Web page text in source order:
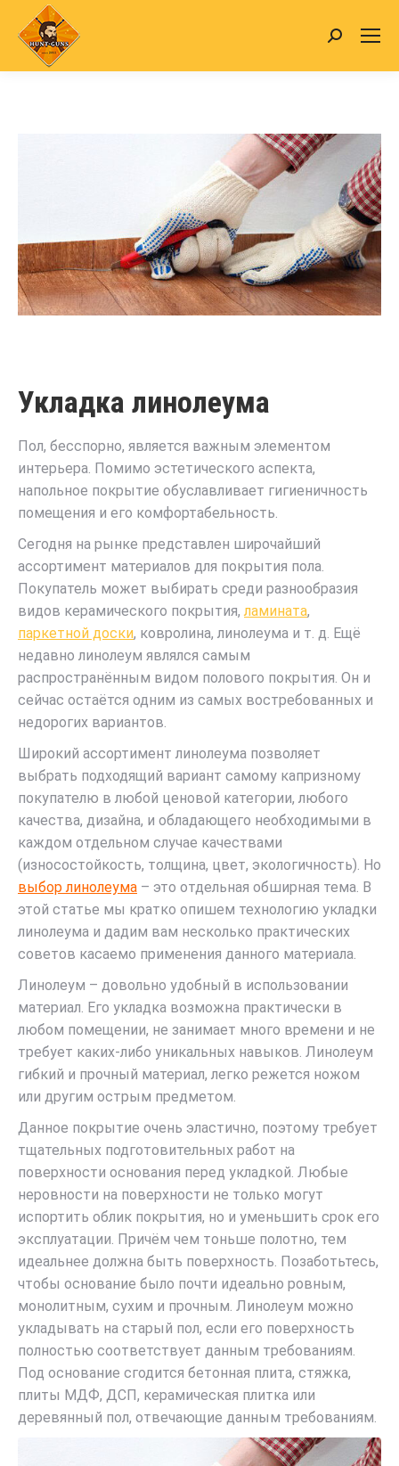
Search:
Укладка линолеума
Пол, бесспорно, является важным элементом
интерьера. Помимо эстетического аспекта,
напольное покрытие обуславливает гигиеничность
помещения и его комфортабельность.
Сегодня на рынке представлен широчайший
ассортимент материалов для покрытия пола.
Покупатель может выбирать среди разнообразия
видов керамического покрытия,ламината,
паркетной доски, ковролина, линолеума и т. д. Ещё
недавно линолеум являлся самым
распространённым видом полового покрытия. Он и
сейчас остаётся одним из самых востребованных и
недорогих вариантов.
Широкий ассортимент линолеума позволяет
выбрать подходящий вариант самому капризному
покупателю в любой ценовой категории, любого
качества, дизайна, и обладающего необходимыми в
каждом отдельном случае качествами
(износостойкость, толщина, цвет, экологичность). Но
выбор линолеума – это отдельная обширная тема. В
этой статье мы кратко опишем технологию укладки
линолеума и дадим вам несколько практических
советов касаемо применения данного материала.
Линолеум – довольно удобный в использовании
материал. Его укладка возможна практически в
любом помещении, не занимает много времени и не
требует каких-либо уникальных навыков. Линолеум
гибкий и прочный материал, легко режется ножом
или другим острым предметом.
Данное покрытие очень эластично, поэтому требует
тщательных подготовительных работ на
поверхности основания перед укладкой. Любые
неровности на поверхности не только могут
испортить облик покрытия, но и уменьшить срок его
эксплуатации. Причём чем тоньше полотно, тем
идеальнее должна быть поверхность. Позаботьтесь,
чтобы основание было почти идеально ровным,
монолитным, сухим и прочным. Линолеум можно
укладывать на старый пол, если его поверхность
полностью соответствует данным требованиям.
Под основание сгодится бетонная плита, стяжка,
плиты МДФ, ДСП, керамическая плитка или
деревянный пол, отвечающие данным требованиям.